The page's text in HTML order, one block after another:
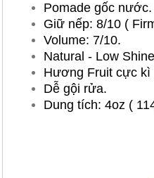
Pomade gốc nước.
Giữ nếp: 8/10 (
Volume: 7/10.
Natural - Low
Hương Fruit cực kì
Dễ gội rửa.
Dung tích: 4oz (